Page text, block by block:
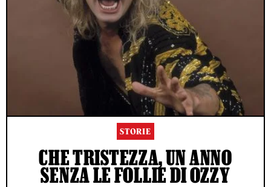
STORIE
CHE TRISTEZZA, UN ANNO
SENZA LE FOLLIE DI OZZY